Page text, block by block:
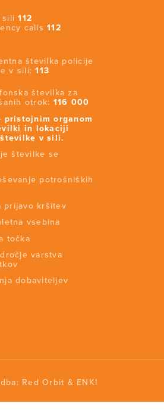
sili112
calls 112
številka policije
v sili:113
številka za
otrok: 116 000
pristojnim organom
in lokaciji
v sili.
številke se
potrošniških
prijavo kršitev
vsebina
točka
varstva
dobaviteljev
Red Orbit & ENKI